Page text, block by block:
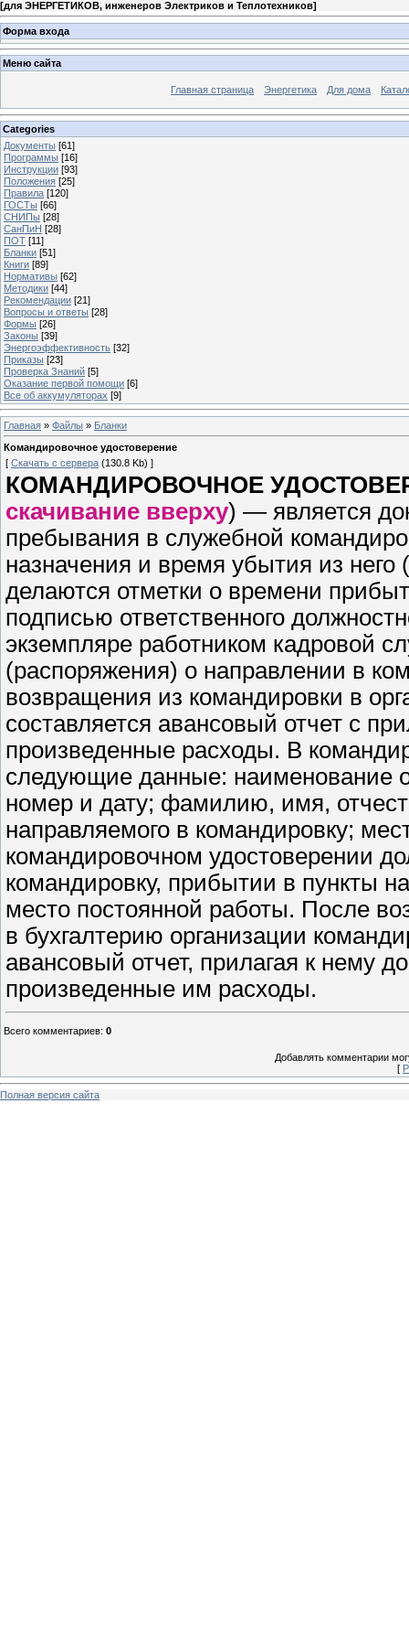
[для ЭНЕРГЕТИКОВ, инженеров Электриков и Теплотехников]
Форма входа
Меню сайта
Главная страница Энергетика Для дома
Categories
Документы [61]
Программы [16]
Инструкции [93]
Положения [25]
Правила [120]
ГОСТы [66]
СНИПы [28]
СанПиН [28]
ПОТ [11]
Бланки [51]
Книги [89]
Нормативы [62]
Методики [44]
Рекомендации [21]
Вопросы и ответы [28]
Формы [26]
Законы [39]
Энергоэффективность [32]
Приказы [23]
Проверка Знаний [5]
Оказание первой помощи [6]
Все об аккумуляторах [9]
Главная » Файлы » Бланки
Командировочное удостоверение
[ Скачать с сервера (130.8 Kb) ]
КОМАНДИРОВОЧНОЕ
скачивание вверху) — является
пребывания в служебной
назначения и время убытия из
делаются отметки о времени
подписью ответственного
экземпляре работником кадровой
(распоряжения) о направлении в
возвращения из командировки в
составляется авансовый отчет с
произведенные расходы. В
следующие данные: наименование
номер и дату; фамилию, имя,
направляемого в командировку;
командировочном удостоверении
командировку, прибытии в пункты
место постоянной работы. После
в бухгалтерию организации
авансовый отчет, прилагая к нему
произведенные им расходы.
Всего комментариев: 0
Добавлять комментарии
[
Полная версия сайта